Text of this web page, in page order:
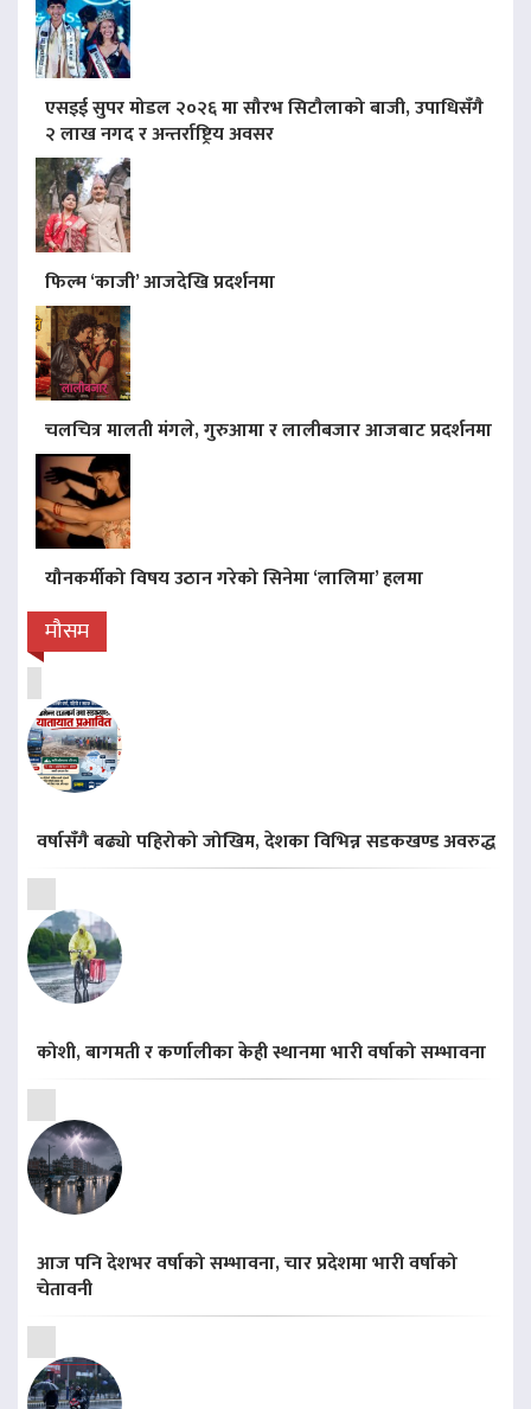
एसइई सुपर मोडल २०२६ मा सौरभ सिटौलाको बाजी, उपाधिसँगै
२ लाख नगद र अन्तर्राष्ट्रिय अवसर
फिल्म ‘काजी’ आजदेखि प्रदर्शनमा
चलचित्र मालती मंगले, गुरुआमा र लालीबजार आजबाट प्रदर्शनमा
यौनकर्मीको विषय उठान गरेको सिनेमा ‘लालिमा’ हलमा
मौसम
वर्षासँगै बढ्यो पहिरोको जोखिम, देशका विभिन्न सडकखण्ड अवरुद्ध
कोशी, बागमती र कर्णालीका केही स्थानमा भारी वर्षाको सम्भावना
आज पनि देशभर वर्षाको सम्भावना, चार प्रदेशमा भारी वर्षाको
चेतावनी